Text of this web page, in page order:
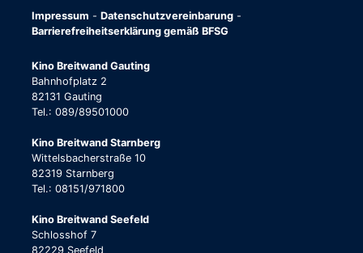
Impressum - Datenschutzvereinbarung -
Barrierefreiheitserklärung gemäß BFSG
Kino Breitwand Gauting
Bahnhofplatz 2
82131 Gauting
Tel.: 089/89501000
Kino Breitwand Starnberg
Wittelsbacherstraße 10
82319 Starnberg
Tel.: 08151/971800
Kino Breitwand Seefeld
Schlosshof 7
82229 Seefeld